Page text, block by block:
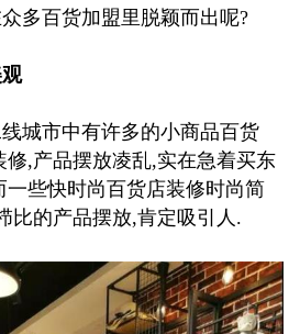
多百货加盟里脱颖而出呢?
市中有许多的小商品百货
修,产品摆放凌乱,实在急着买东
些快时尚百货店装修时尚简
比的产品摆放,肯定吸引人.